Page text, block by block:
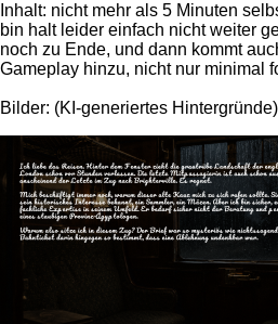
Inhalt: nicht mehr als 5 Minuten
bin halt leider einfach nicht weiter
noch zu Ende, und dann kommt
Gameplay hinzu, nicht nur minimal
Bilder: (KI-generiertes Hintergründe)